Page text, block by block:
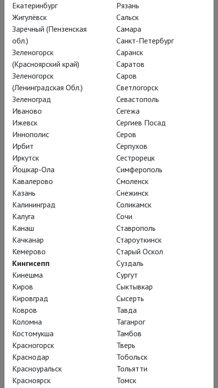
Глобус: Буря
Кораблекрушение, зачарованный остров, озорные духи и
магические книги Просперо в истории о мести, прощении и
освобождении. Шекспир в зените своей славы и театр
«Глобус» во всем своем великолепии!
Глобус: Венецианский купец
Джонатан Прайс в роли одного из самых известных
аутсайдеров мировой драматургии заставит задуматься,
кто на самом деле ростовщик Шейлок – злодей или
жертва?
Екатеринбург
Жигулёвск
Заречный (Пензенская
обл.)
Зеленогорск
(Красноярский край)
Зеленогорск
(Ленинградская Обл.)
Зеленоград
Иваново
Ижевск
Иннополис
Ирбит
Иркутск
Йошкар-Ола
Кавалерово
Казань
Калининград
Калуга
Канаш
Качканар
Кемерово
Кингисепп
Кинешма
Киров
Кировград
Ковров
Коломна
Костомукша
Красногорск
Краснодар
Красноуральск
Красноярск
Рязань
Сальск
Самара
Санкт-Петербург
Саранск
Саратов
Саров
Светлогорск
Севастополь
Сегежа
Сергиев Посад
Серов
Серпухов
Сестрорецк
Симферополь
Смоленск
Снежинск
Соликамск
Сочи
Ставрополь
Староуткинск
Старый Оскол
Суздаль
Сургут
Сыктывкар
Сысерть
Тавда
Таганрог
Тамбов
Тверь
Тобольск
Тольятти
Томск